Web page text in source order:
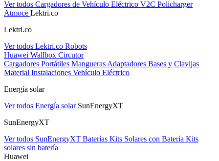
Ver todos Cargadores de Vehículo Eléctrico V2C Policharger
Atmoce Lektri.co
Lektri.co
Ver todos Lektri.co Robots
Huawei Wallbox Circutor
Cargadores Portátiles Mangueras Adaptadores Bases y Clavijas
Material Instalaciones Vehículo Eléctrico
Energía solar
Ver todos Energía solar SunEnergyXT
SunEnergyXT
Ver todos SunEnergyXT Baterías Kits Solares con Batería Kits
solares sin batería
Huawei